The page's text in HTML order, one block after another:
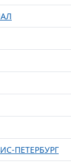
ПЕТЕРБУРГ